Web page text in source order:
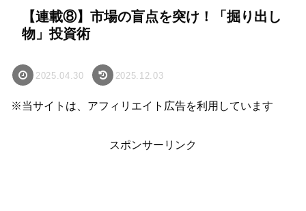
【連載⑧】市場の盲点を突け！「掘り出し
物」投資術
2025.04.30 2025.12.03
※当サイトは、アフィリエイト広告を利用しています
スポンサーリンク